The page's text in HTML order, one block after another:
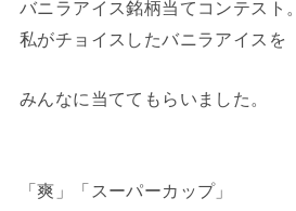
バニラアイス銘柄当てコンテスト。
私がチョイスしたバニラアイスを
みんなに当ててもらいました。
「爽」「スーパーカップ」